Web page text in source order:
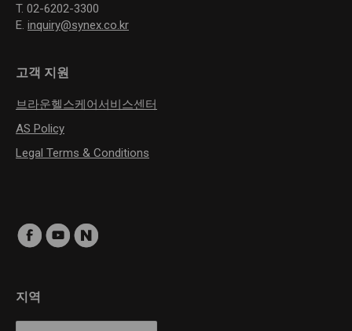
T. 02-6202-3300
E. inquiry@synex.co.kr
고객 지원
브라운헬스케어서비스센터
AS Policy
Legal Terms & Conditions
지역